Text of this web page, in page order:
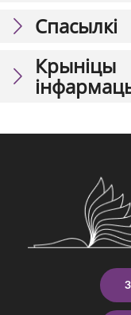
Спасылкі
Крыніцы